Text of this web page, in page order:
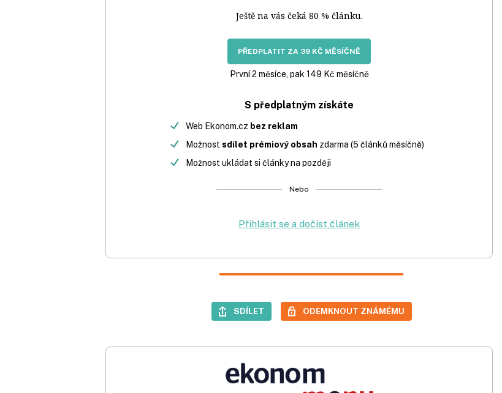
Ještě na vás čeká 80 % článku.
PŘEDPLATIT ZA 39 KČ MĚSÍČNĚ
První 2 měsíce, pak 149 Kč měsíčně
S předplatným získáte
Web Ekonom.cz bez reklam
Možnost sdílet prémiový obsah zdarma (5 článků měsíčně)
Možnost ukládat si články na později
Nebo
Přihlásit se a dočíst článek
SDÍLET ODEMKNOUT ZNÁMÉMU